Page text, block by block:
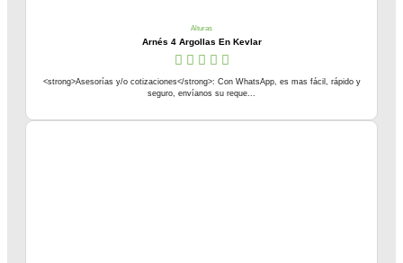
Alturas
Arnés 4 Argollas En Kevlar
<strong>Asesorías y/o cotizaciones</strong>: Con WhatsApp, es mas fácil, rápido y
seguro, envíanos su reque...